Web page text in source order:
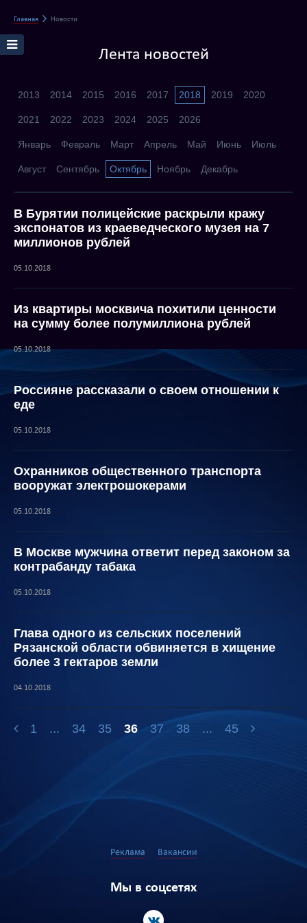
Главная Новости
Лента новостей
2013 2014 2015 2016 2017 2018 2019 2020
2021 2022 2023 2024 2025 2026
Январь Февраль Март Апрель Май Июнь Июль
Август Сентябрь Октябрь Ноябрь Декабрь
В Бурятии полицейские раскрыли кражу
экспонатов из краеведческого музея на 7
миллионов рублей
05.10.2018
Из квартиры москвича похитили ценности
на сумму более полумиллиона рублей
05.10.2018
Россияне рассказали о своем отношении к
еде
05.10.2018
Охранников общественного транспорта
вооружат электрошокерами
05.10.2018
В Москве мужчина ответит перед законом за
контрабанду табака
05.10.2018
Глава одного из сельских поселений
Рязанской области обвиняется в хищение
более 3 гектаров земли
04.10.2018
1 ... 34 35 36 37 38 ... 45
Реклама Вакансии
Мы в соцсетях